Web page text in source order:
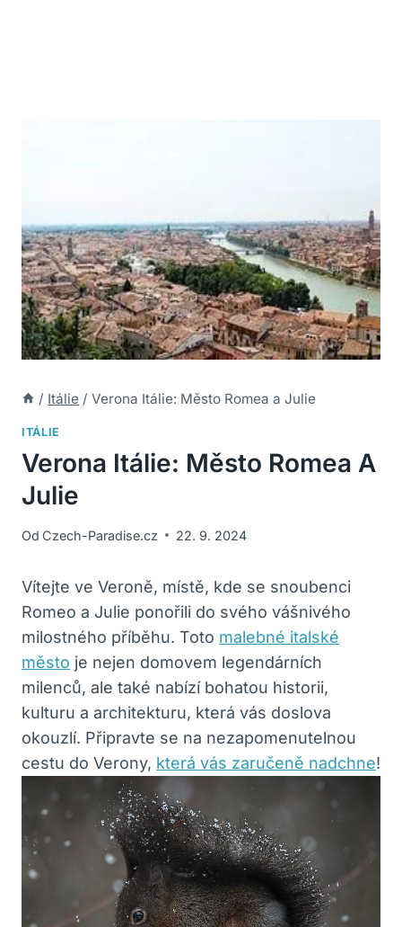
/ Itálie / Verona Itálie: Město Romea a Julie
ITÁLIE
Verona Itálie: Město Romea A
Julie
Od Czech-Paradise.cz 22. 9. 2024
Vítejte ve Veroně, místě, kde se snoubenci
Romeo a Julie ponořili do svého vášnivého
milostného příběhu. Toto malebné italské
město je nejen domovem legendárních
milenců, ale také nabízí bohatou historii,
kulturu a architekturu, která vás doslova
okouzlí. Připravte se na nezapomenutelnou
cestu do Verony, která vás zaručeně nadchne!